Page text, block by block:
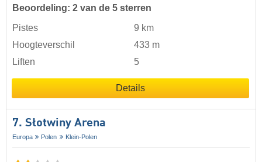
Beoordeling: 2 van de 5 sterren
Pistes
9 km
Hoogteverschil
433 m
Liften
5
Details
7. Słotwiny Arena
Europa Polen Klein-Polen